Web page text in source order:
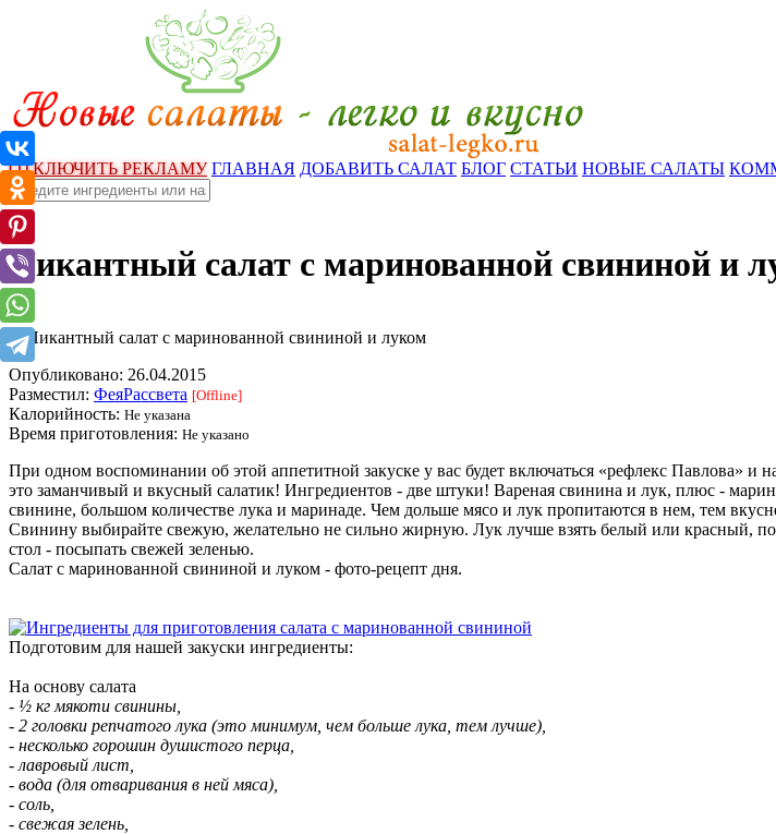
ОТКЛЮЧИТЬ РЕКЛАМУ ГЛАВНАЯ ДОБАВИТЬ САЛАТ БЛОГ СТАТЬИ НОВЫЕ САЛАТЫ
Пикантный салат с маринованной свининой и
Опубликовано: 26.04.2015
Разместил: ФеяРассвета [Offline]
Калорийность: Не указана
Время приготовления: Не указано
При одном воспоминании об этой аппетитной закуске у вас будет включаться «рефлекс Павлова» и
это заманчивый и вкусный салатик! Ингредиентов - две штуки! Вареная свинина и лук, плюс -
свинине, большом количестве лука и маринаде. Чем дольше мясо и лук пропитаются в нем, тем
Свинину выбирайте свежую, желательно не сильно жирную. Лук лучше взять белый или красный,
стол - посыпать свежей зеленью.
Салат с маринованной свининой и луком - фото-рецепт дня.
Подготовим для нашей закуски ингредиенты:
На основу салата
- ½ кг мякоти свинины,
- 2 головки репчатого лука (это минимум, чем больше лука, тем лучше),
- несколько горошин душистого перца,
- лавровый лист,
- вода (для отваривания в ней мяса),
- соль,
- свежая зелень,